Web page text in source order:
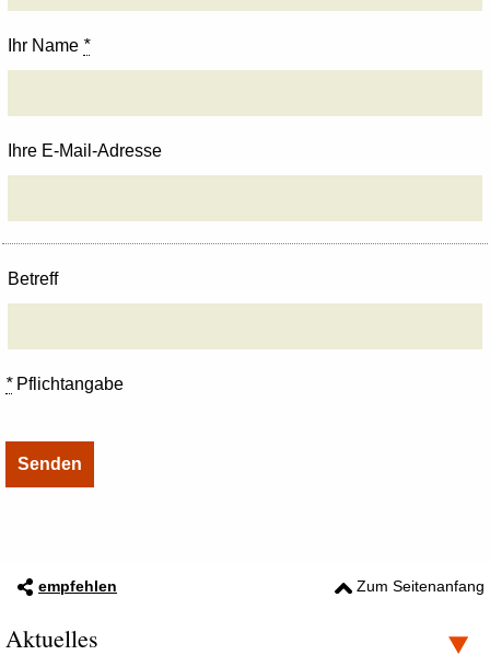
Ihr Name *
Ihre E-Mail-Adresse
Betreff
*Pflichtangabe
empfehlen Zum Seitenanfang
Aktuelles